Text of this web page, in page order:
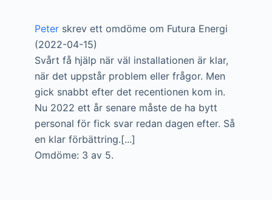
Peterskrev ett omdöme om Futura Energi
(2022-04-15)
Svårt få hjälp när väl installationen är klar,
när det uppstår problem eller frågor. Men
gick snabbt efter det recentionen kom in.
Nu 2022 ett år senare måste de ha bytt
personal för fick svar redan dagen efter. Så
en klar förbättring.[...]
Omdöme: 3 av 5.